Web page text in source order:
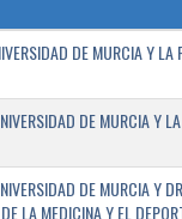
DE MURCIA Y LA
DE MURCIA Y
DE MURCIA Y
LA MEDICINA Y EL